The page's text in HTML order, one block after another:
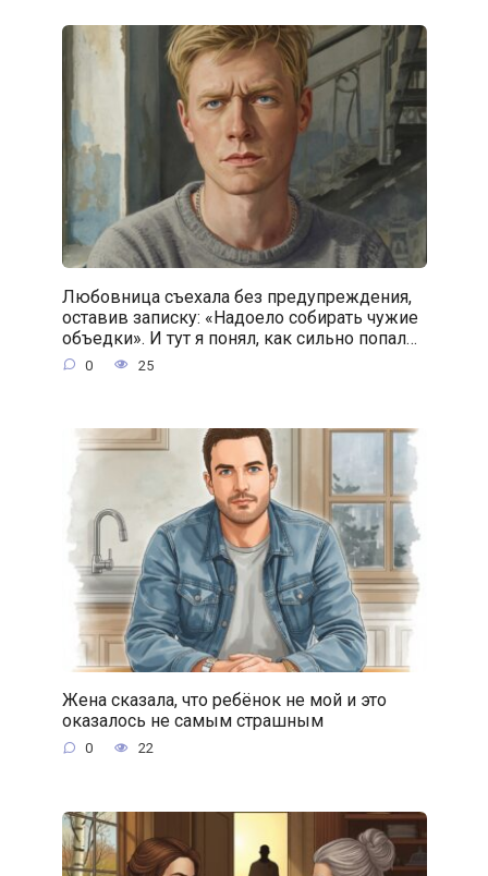
Любовница съехала без предупреждения,
оставив записку: «Надоело собирать чужие
объедки». И тут я понял, как сильно попал…
0 25
Жена сказала, что ребёнок не мой и это
оказалось не самым страшным
0 22